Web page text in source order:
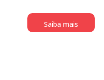
Saiba mais